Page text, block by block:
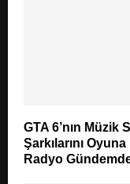
GTA 6’nın Müzik
Şarkılarını
Radyo